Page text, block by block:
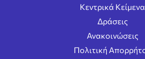
Κεντρικά Κείμενα
Δράσεις
Ανακοινώσεις
Πολιτική